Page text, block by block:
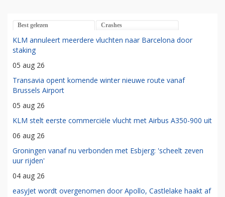
Best gelezen Crashes
KLM annuleert meerdere vluchten naar Barcelona door
staking
05 aug 26
Transavia opent komende winter nieuwe route vanaf
Brussels Airport
05 aug 26
KLM stelt eerste commerciële vlucht met Airbus A350-900 uit
06 aug 26
Groningen vanaf nu verbonden met Esbjerg: 'scheelt zeven
uur rijden'
04 aug 26
easyJet wordt overgenomen door Apollo, Castlelake haakt af